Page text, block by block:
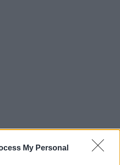
My Personal
εκδοχές για τα